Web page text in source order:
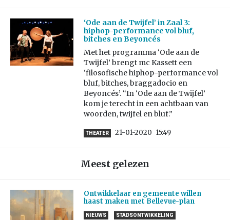
‘Ode aan de Twijfel’ in Zaal 3:
hiphop-performance vol bluf,
bitches en Beyoncés
Met het programma ‘Ode aan de
Twijfel’ brengt mc Kassett een
‘filosofische hiphop-performance vol
bluf, bitches, braggadocio en
Beyoncés’. “In ‘Ode aan de Twijfel’
kom je terecht in een achtbaan van
woorden, twijfel en bluf.”
THEATER 21-01-2020 15:49
Meest gelezen
Ontwikkelaar en gemeente willen
haast maken met Bellevue-plan
NIEUWS STADSONTWIKKELING